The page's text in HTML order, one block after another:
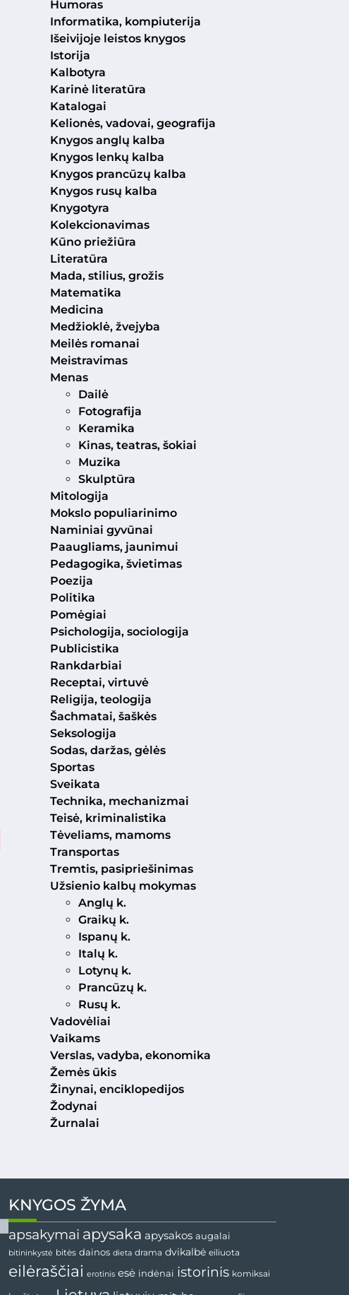
Humoras
Informatika, kompiuterija
Išeivijoje leistos knygos
Istorija
Kalbotyra
Karinė literatūra
Katalogai
Kelionės, vadovai, geografija
Knygos anglų kalba
Knygos lenkų kalba
Knygos prancūzų kalba
Knygos rusų kalba
Knygotyra
Kolekcionavimas
Kūno priežiūra
Literatūra
Mada, stilius, grožis
Matematika
Medicina
Medžioklė, žvejyba
Meilės romanai
Meistravimas
Menas
Dailė
Fotografija
Keramika
Kinas, teatras, šokiai
Muzika
Skulptūra
Mitologija
Mokslo populiarinimo
Naminiai gyvūnai
Paaugliams, jaunimui
Pedagogika, švietimas
Poezija
Politika
Pomėgiai
Psichologija, sociologija
Publicistika
Rankdarbiai
Receptai, virtuvė
Religija, teologija
Šachmatai, šaškės
Seksologija
Sodas, daržas, gėlės
Sportas
Sveikata
Technika, mechanizmai
Teisė, kriminalistika
Tėveliams, mamoms
Transportas
Tremtis, pasipriešinimas
Užsienio kalbų mokymas
Anglų k.
Graikų k.
Ispanų k.
Italų k.
Lotynų k.
Prancūzų k.
Rusų k.
Vadovėliai
Vaikams
Verslas, vadyba, ekonomika
Žemės ūkis
Žinynai, enciklopedijos
Žodynai
Žurnalai
KNYGOS ŽYMA
apsakymai apysaka apysakos augalai
bitininkystė bitės dainos dieta drama dvikalbė eiliuota
eilėraščiai erotinis esė indėnai istorinis komiksai